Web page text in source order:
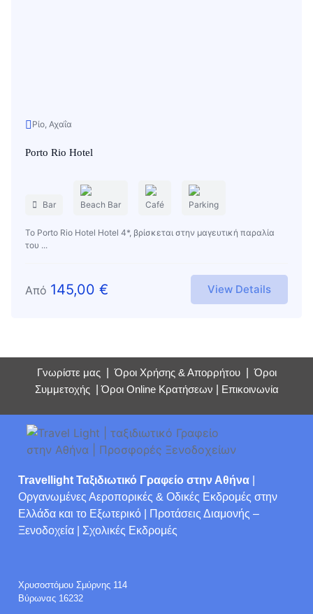
Ρίο, Αχαΐα
Porto Rio Hotel
Bar Beach Bar Café Parking
Το Porto Rio Hotel Hotel 4*, βρίσκεται στην μαγευτική παραλία
του ...
Από 145,00 € View Details
Γνωρίστε μας|Όροι Χρήσης & Απορρήτου|Όροι
Συμμετοχής
|Όροι Online Κρατήσεων Επικοινωνία
Travellight Ταξιδιωτικό Γραφείο στην Αθήνα
Οργανωμένες Αεροπορικές & Οδικές Εκδρομές στην
Ελλάδα και το Εξωτερικό | Προτάσεις Διαμονής –
Ξενοδοχεία | Σχολικές Εκδρομές
Χρυσοστόμου Σμύρνης 114
Βύρωνας 16232